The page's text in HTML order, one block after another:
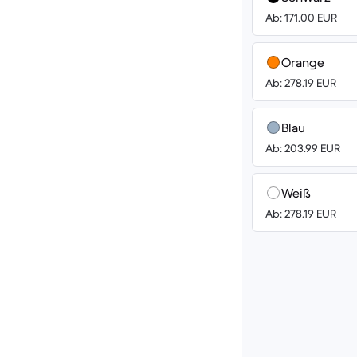
Ab: 171.00 EUR
Orange
Ab: 278.19 EUR
Blau
Ab: 203.99 EUR
Weiß
Ab: 278.19 EUR